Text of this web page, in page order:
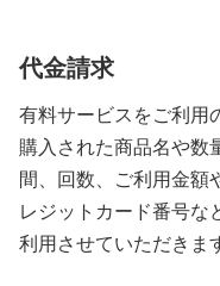
代金請求
有料サービスをご利用
購入された商品名や数
間、回数、ご利用金額
レジットカード番号な
利用させていただきま